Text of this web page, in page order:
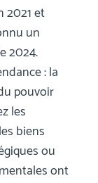
2021 et
un
2024.
: la
pouvoir
les
biens
ou
ont